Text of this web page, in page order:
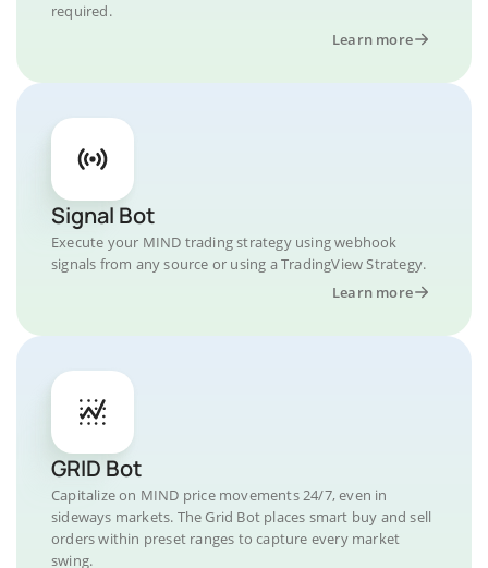
required.
Learn more
Signal Bot
Execute your MIND trading strategy using webhook
signals from any source or using a TradingView Strategy.
Learn more
GRID Bot
Capitalize on MIND price movements 24/7, even in
sideways markets. The Grid Bot places smart buy and sell
orders within preset ranges to capture every market
swing.